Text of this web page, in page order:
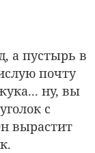
а пустырь в
почту
ну, вы
с
вырастит